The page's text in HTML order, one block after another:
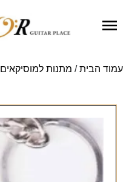
עמוד הבית/ מתנות למוסיקאים